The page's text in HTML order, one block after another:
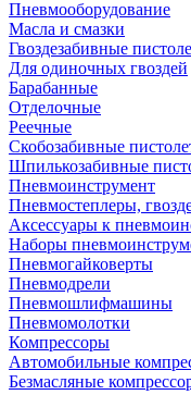
Пневмооборудование
Масла и смазки
Гвоздезабивные
Для одиночных гвоздей
Барабанные
Отделочные
Реечные
Скобозабивные
Шпилькозабивные
Пневмоинструмент
Пневмостеплеры,
Аксессуары к
Наборы
Пневмогайковерты
Пневмодрели
Пневмошлифмашины
Пневмомолотки
Компрессоры
Автомобильные
Безмасляные